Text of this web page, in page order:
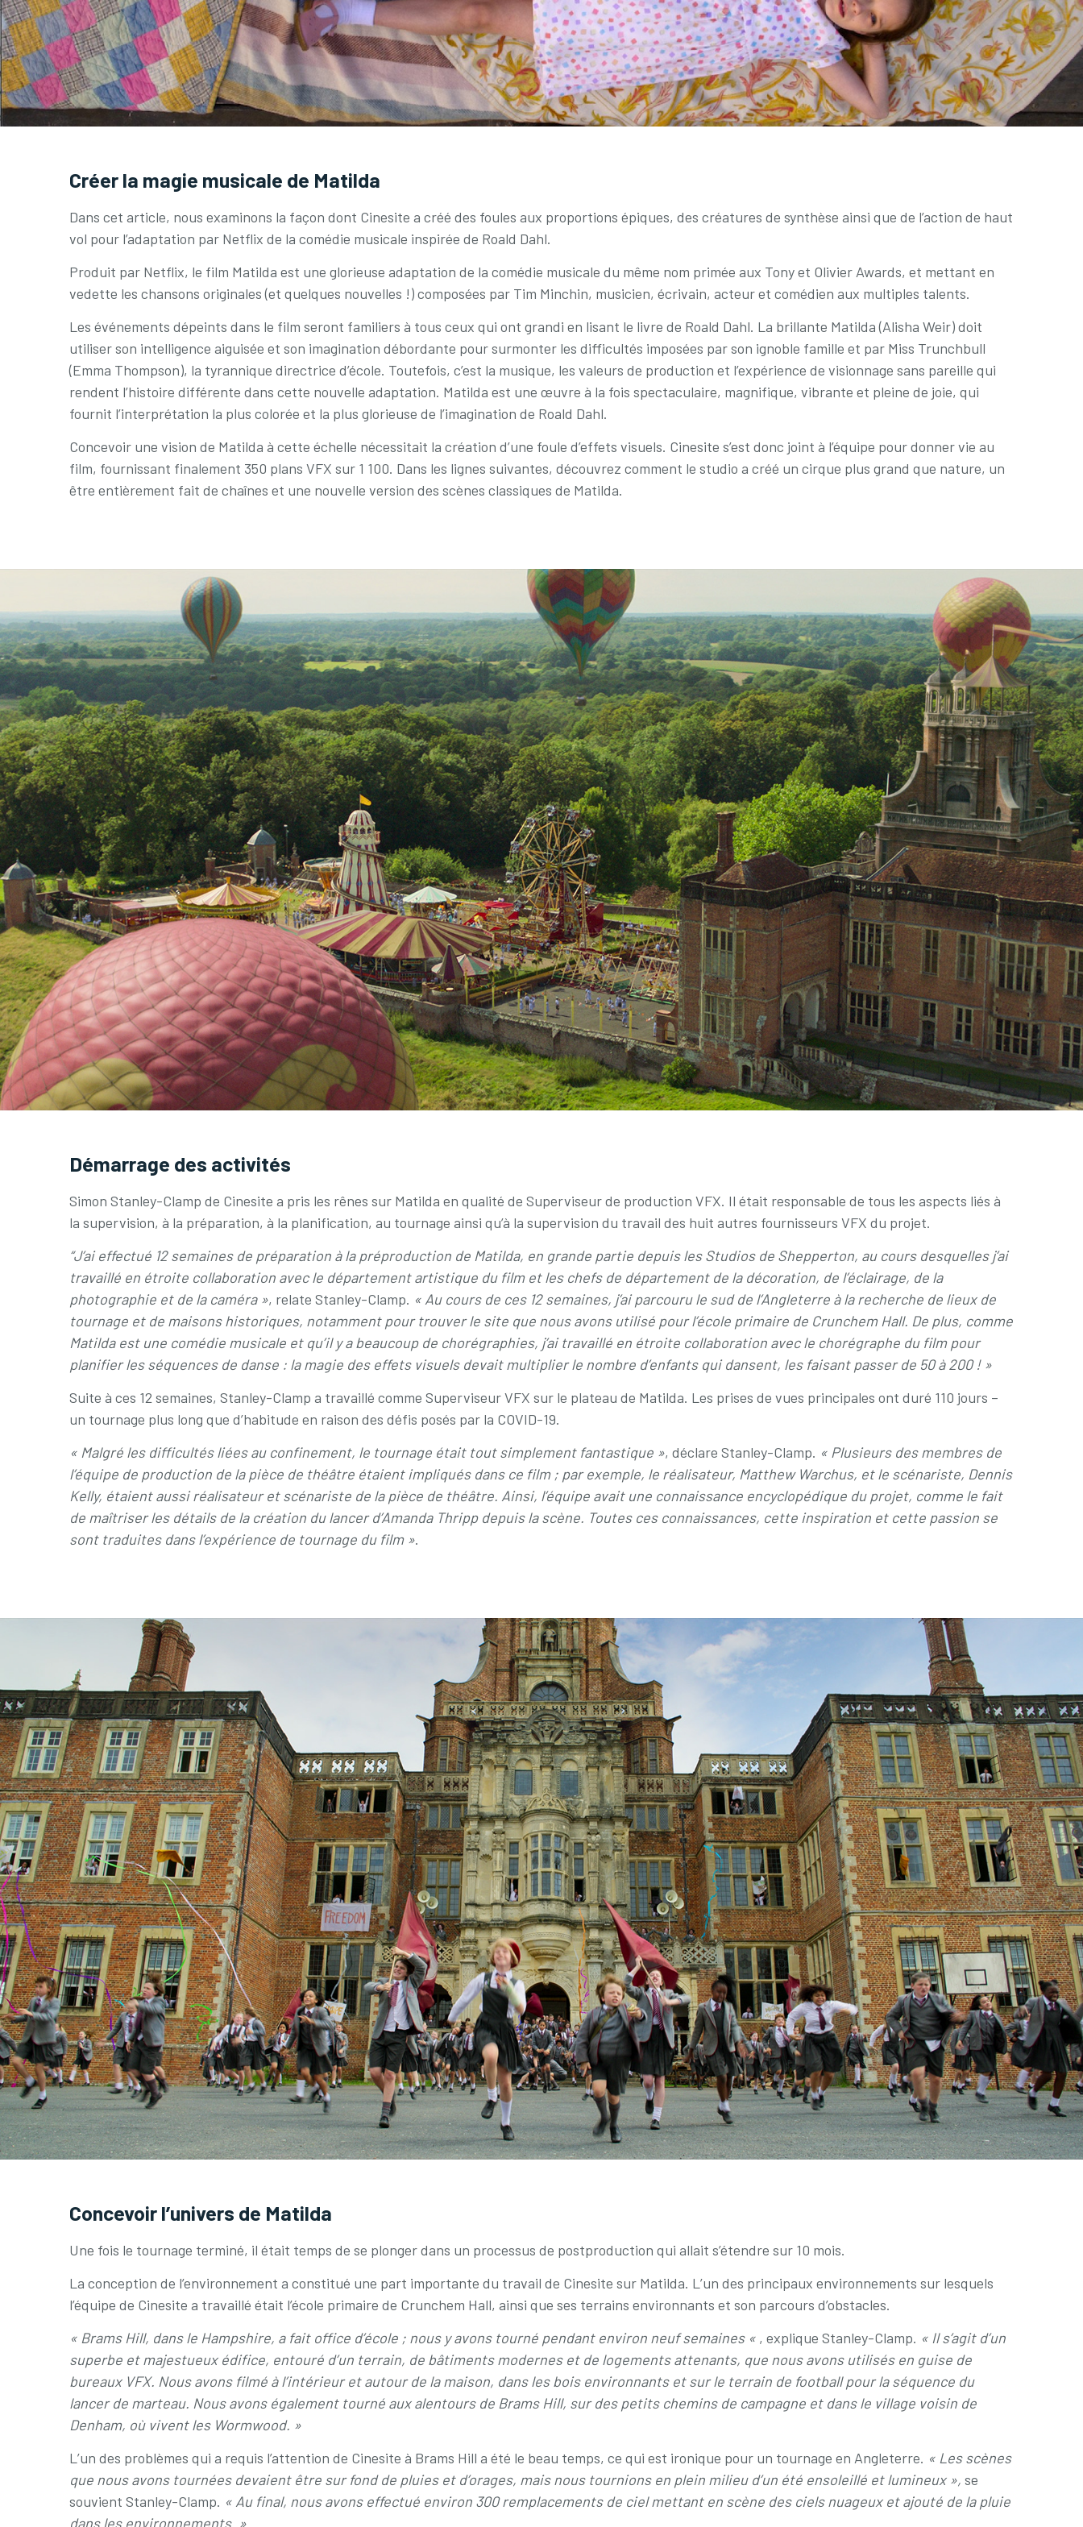
Créer la magie musicale de Matilda
Dans cet article, nous examinons la façon dont Cinesite a créé des foules aux proportions épiques, des créatures de synthèse ainsi que de l’action de haut
vol pour l’adaptation par Netflix de la comédie musicale inspirée de Roald Dahl.
Produit par Netflix, le film Matilda est une glorieuse adaptation de la comédie musicale du même nom primée aux Tony et Olivier Awards, et mettant en
vedette les chansons originales (et quelques nouvelles !) composées par Tim Minchin, musicien, écrivain, acteur et comédien aux multiples talents.
Les événements dépeints dans le film seront familiers à tous ceux qui ont grandi en lisant le livre de Roald Dahl. La brillante Matilda (Alisha Weir) doit
utiliser son intelligence aiguisée et son imagination débordante pour surmonter les difficultés imposées par son ignoble famille et par Miss Trunchbull
(Emma Thompson), la tyrannique directrice d’école. Toutefois, c’est la musique, les valeurs de production et l’expérience de visionnage sans pareille qui
rendent l’histoire différente dans cette nouvelle adaptation. Matilda est une œuvre à la fois spectaculaire, magnifique, vibrante et pleine de joie, qui
fournit l’interprétation la plus colorée et la plus glorieuse de l’imagination de Roald Dahl.
Concevoir une vision de Matilda à cette échelle nécessitait la création d’une foule d’effets visuels. Cinesite s’est donc joint à l’équipe pour donner vie au
film, fournissant finalement 350 plans VFX sur 1 100. Dans les lignes suivantes, découvrez comment le studio a créé un cirque plus grand que nature, un
être entièrement fait de chaînes et une nouvelle version des scènes classiques de Matilda.
Démarrage des activités
Simon Stanley-Clamp de Cinesite a pris les rênes sur Matilda en qualité de Superviseur de production VFX. Il était responsable de tous les aspects liés à
la supervision, à la préparation, à la planification, au tournage ainsi qu’à la supervision du travail des huit autres fournisseurs VFX du projet.
“J’ai effectué 12 semaines de préparation à la préproduction de Matilda, en grande partie depuis les Studios de Shepperton, au cours desquelles j’ai
travaillé en étroite collaboration avec le département artistique du film et les chefs de département de la décoration, de l’éclairage, de la
photographie et de la caméra », relate Stanley-Clamp. « Au cours de ces 12 semaines, j’ai parcouru le sud de l’Angleterre à la recherche de lieux de
tournage et de maisons historiques, notamment pour trouver le site que nous avons utilisé pour l’école primaire de Crunchem Hall. De plus, comme
Matilda est une comédie musicale et qu’il y a beaucoup de chorégraphies, j’ai travaillé en étroite collaboration avec le chorégraphe du film pour
planifier les séquences de danse : la magie des effets visuels devait multiplier le nombre d’enfants qui dansent, les faisant passer de 50 à 200 ! »
Suite à ces 12 semaines, Stanley-Clamp a travaillé comme Superviseur VFX sur le plateau de Matilda. Les prises de vues principales ont duré 110 jours –
un tournage plus long que d’habitude en raison des défis posés par la COVID-19.
« Malgré les difficultés liées au confinement, le tournage était tout simplement fantastique », déclare Stanley-Clamp. « Plusieurs des membres de
l’équipe de production de la pièce de théâtre étaient impliqués dans ce film ; par exemple, le réalisateur, Matthew Warchus, et le scénariste, Dennis
Kelly, étaient aussi réalisateur et scénariste de la pièce de théâtre. Ainsi, l’équipe avait une connaissance encyclopédique du projet, comme le fait
de maîtriser les détails de la création du lancer d’Amanda Thripp depuis la scène. Toutes ces connaissances, cette inspiration et cette passion se
sont traduites dans l’expérience de tournage du film ».
Concevoir l’univers de Matilda
Une fois le tournage terminé, il était temps de se plonger dans un processus de postproduction qui allait s’étendre sur 10 mois.
La conception de l’environnement a constitué une part importante du travail de Cinesite sur Matilda. L’un des principaux environnements sur lesquels
l’équipe de Cinesite a travaillé était l’école primaire de Crunchem Hall, ainsi que ses terrains environnants et son parcours d’obstacles.
« Brams Hill, dans le Hampshire, a fait office d’école ; nous y avons tourné pendant environ neuf semaines « , explique Stanley-Clamp. « Il s’agit d’un
superbe et majestueux édifice, entouré d’un terrain, de bâtiments modernes et de logements attenants, que nous avons utilisés en guise de
bureaux VFX. Nous avons filmé à l’intérieur et autour de la maison, dans les bois environnants et sur le terrain de football pour la séquence du
lancer de marteau. Nous avons également tourné aux alentours de Brams Hill, sur des petits chemins de campagne et dans le village voisin de
Denham, où vivent les Wormwood. »
L’un des problèmes qui a requis l’attention de Cinesite à Brams Hill a été le beau temps, ce qui est ironique pour un tournage en Angleterre. « Les scènes
que nous avons tournées devaient être sur fond de pluies et d’orages, mais nous tournions en plein milieu d’un été ensoleillé et lumineux », se
souvient Stanley-Clamp. « Au final, nous avons effectué environ 300 remplacements de ciel mettant en scène des ciels nuageux et ajouté de la pluie
dans les environnements. »